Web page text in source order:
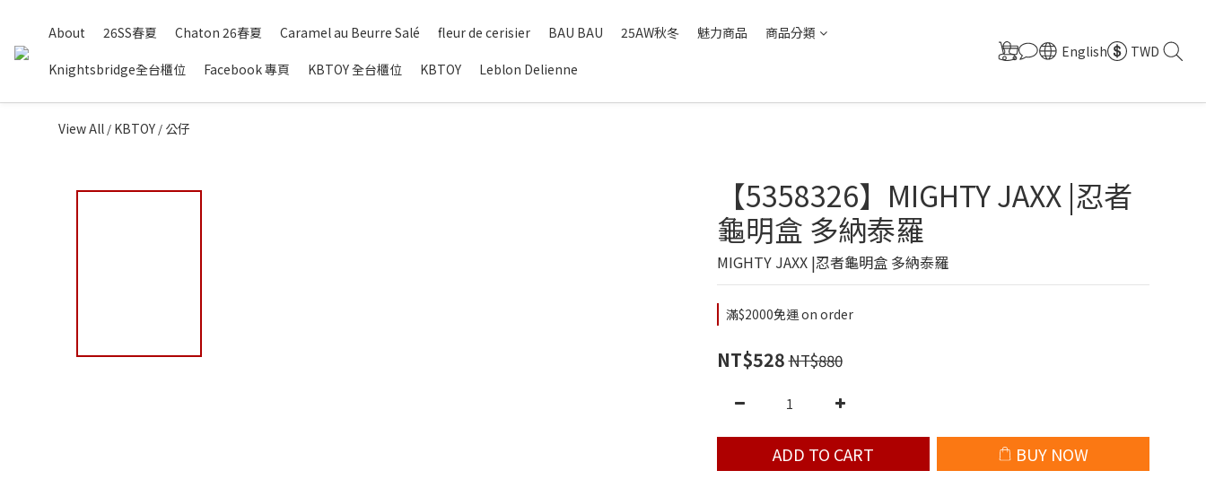
About 26SS春夏 Chaton 26春夏 Caramel au Beurre Salé fleur de cerisier BAU BAU 25AW秋冬 魅力商品 商品分類
Knightsbridge全台櫃位 Facebook 專頁 KBTOY 全台櫃位 KBTOY Leblon Delienne
English TWD
View All / KBTOY / 公仔
【5358326】MIGHTY JAXX |忍者
龜明盒 多納泰羅
MIGHTY JAXX |忍者龜明盒 多納泰羅
滿$2000免運 on order
NT$528NT$880
ADD TO CART BUY NOW